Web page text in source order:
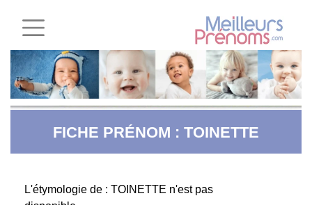
FICHE PRÉNOM : TOINETTE
L'étymologie de : TOINETTE n'est pas